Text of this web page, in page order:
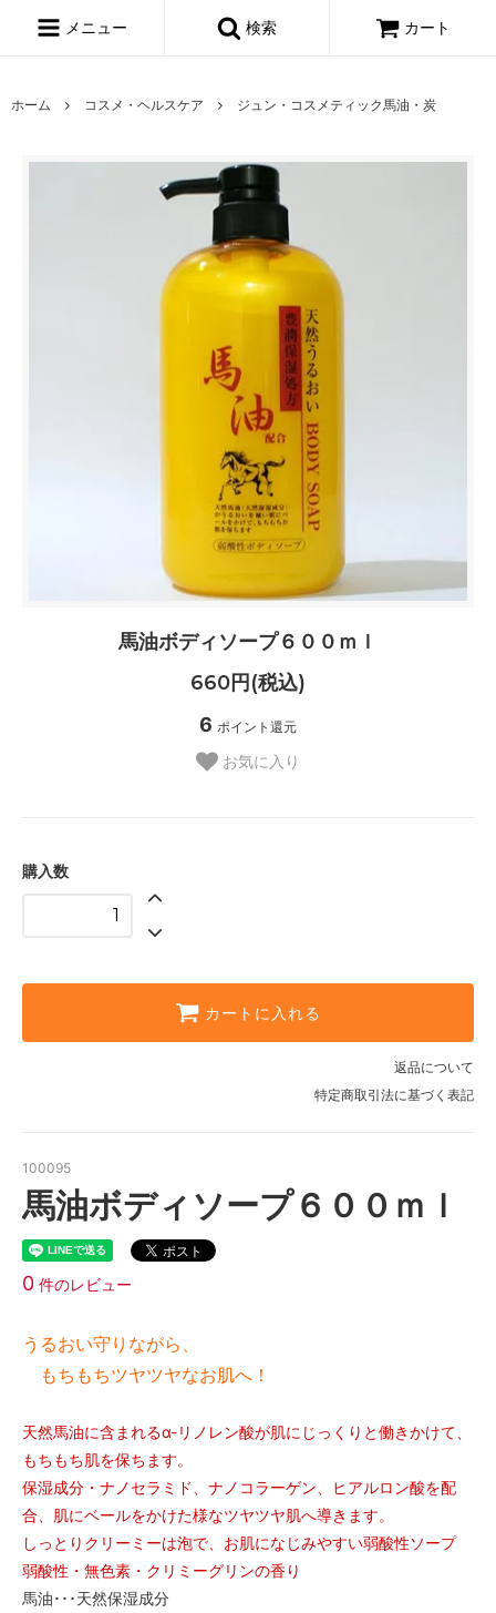
メニュー 検索 カート
ホーム コスメ・ヘルスケア ジュン・コスメティック馬油・炭
馬油ボディソープ６００ｍｌ
660円(税込)
6 ポイント還元
お気に入り
購入数
カートに入れる
返品について
特定商取引法に基づく表記
100095
馬油ボディソープ６００ｍｌ
0 件のレビュー
うるおい守りながら、
もちもちツヤツヤなお肌へ！
天然馬油に含まれるα-リノレン酸が肌にじっくりと働きかけて、
もちもち肌を保ちます。
保湿成分・ナノセラミド、ナノコラーゲン、ヒアルロン酸を配
合、肌にベールをかけた様なツヤツヤ肌へ導きます。
しっとりクリーミーは泡で、お肌になじみやすい弱酸性ソープ
弱酸性・無色素・クリミーグリンの香り
馬油･･･天然保湿成分